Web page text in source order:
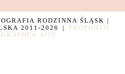
RODZINNA ŚLĄSK |
2011-2026
|
PROPHOTO
SITE